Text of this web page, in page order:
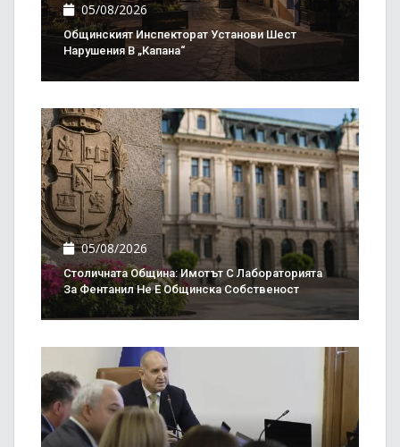
05/08/2026
Общинският Инспекторат Установи Шест
Нарушения В „Капана“
05/08/2026
Столичната Община: Имотът С Лабораторията
За Фентанил Не Е Общинска Собственост